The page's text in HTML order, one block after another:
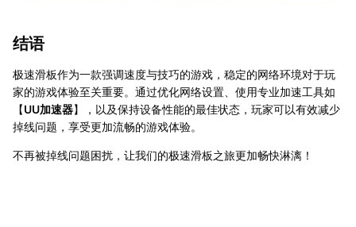
结语
极速滑板作为一款强调速度与技巧的游戏，稳定的网络环境对于玩
家的游戏体验至关重要。通过优化网络设置、使用专业加速工具如
【UU加速器】，以及保持设备性能的最佳状态，玩家可以有效减少
掉线问题，享受更加流畅的游戏体验。
不再被掉线问题困扰，让我们的极速滑板之旅更加畅快淋漓！